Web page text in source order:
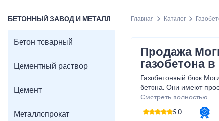
БЕТОННЫЙ ЗАВОД И МЕТАЛЛ
Бетон товарный
Цементный раствор
Цемент
Металлопрокат
Главная Каталог
Продажа
газобетона
Газобетонный блок
бетона. Они имеют
обладают высокой
преимущество перед
Смотреть полностью
5.0